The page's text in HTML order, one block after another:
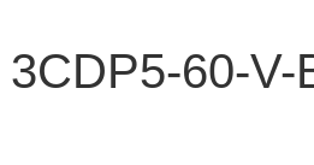
3CDP5-60-V-